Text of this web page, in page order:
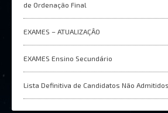
de Ordenação Final
EXAMES – ATUALIZAÇÂO
EXAMES Ensino Secundário
Lista Definitiva de Candidatos Não